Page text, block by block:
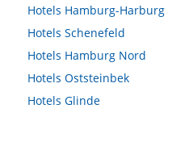
Hotels Hamburg-Harburg
Hotels Schenefeld
Hotels Hamburg Nord
Hotels Oststeinbek
Hotels Glinde